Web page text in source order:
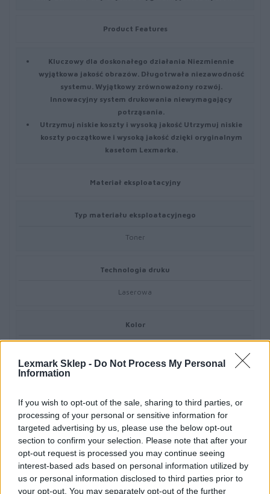
Lexmark Sklep - Do Not Process My Personal
Information
If you wish to opt-out of the sale, sharing to third parties, or
processing of your personal or sensitive information for
targeted advertising by us, please use the below opt-out
section to confirm your selection. Please note that after your
opt-out request is processed you may continue seeing
interest-based ads based on personal information utilized by
us or personal information disclosed to third parties prior to
your opt-out. You may separately opt-out of the further
Product Features
Kluczowy dla doskonałego działania Niezmiennie
wyjątkowa jakość obrazów. Długotrwała niezawodność
systemu. Wyjątkowy zrównoważony rozwój.
Innowacyjny system drukowania niewymagający
potrząsania.
Utrzymuj niskie koszty i wysoką jakość Utrzymuj niskie
koszty początkowe i wysoką jakość dzięki oryginalnym
kasetom Lexmarka.
Materiał eksploatacyjny
Typ materiału eksploatacyjnego
Toner
Technologia druku
Laserowa
Kolor
1 szt.
Wydajność kasety tonera
Wysoka Wydajność
Własności kasety tonera